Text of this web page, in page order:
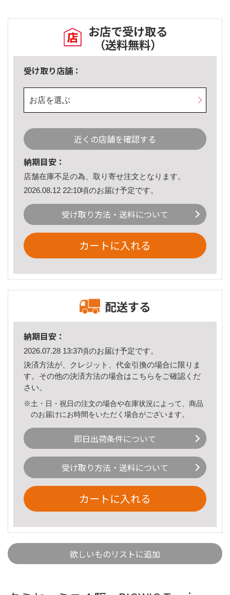
お店で受け取る
（送料無料）
受け取り店舗：
お店を選ぶ
近くの店舗を確認する
納期目安：
店舗在庫不足の為、取り寄せ注文となります。
2026.08.12 22:10頃のお届け予定です。
受け取り方法・送料について
カートに入れる
配送する
納期目安：
2026.07.28 13:37頃のお届け予定です。
決済方法が、クレジット、代金引換の場合に限りま
す。その他の決済方法の場合はこちら をご確認くだ
さい。
※土・日・祝日の注文の場合や在庫状況によって、商品
のお届けにお時間をいただく場合がございます。
即日出荷条件について
受け取り方法・送料について
カートに入れる
欲しいものリストに追加